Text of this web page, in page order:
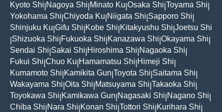
Kyoto Shi Nagoya Shi Minato Ku Osaka Shi Toyama Shi
Yokohama Shi Chiyoda Ku Niigata Shi Sapporo Shi
Shinjuku Ku Gifu Shi Kobe Shi Kitakyushu Shi Joetsu Shi
Shizuoka Shi Fukuoka Shi Kanazawa Shi Okayama Shi
Sendai Shi Sakai Shi Hiroshima Shi Nagaoka Shi
Fukui Shi Chuo Ku Hamamatsu Shi Himeji Shi
Kumamoto Shi Kamikita Gun Toyota Shi Saitama Shi
Wakayama Shi Oita Shi Matsuyama Shi Takaoka Shi
Toyokawa Shi Kamikawa Gun Nagasaki Shi Nagano Shi
Chiba Shi Nara Shi Konan Shi Tottori Shi Kurihara Shi